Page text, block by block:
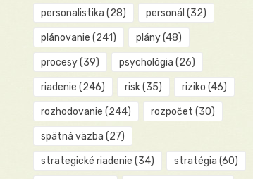
personalistika (28) personál (32)
plánovanie (241) plány(48)
procesy(39) psychológia (26)
riadenie (246) risk(35) riziko (46)
rozhodovanie (244) rozpočet (30)
spätná väzba (27)
strategické riadenie (34) stratégia (60)